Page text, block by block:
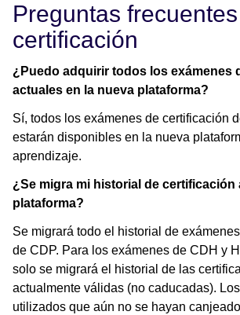
Preguntas
certificación
¿Puedo adquirir todos los exámenes
actuales en la nueva plataforma?
Sí, todos los exámenes de certificación
estarán disponibles en la nueva
aprendizaje.
¿Se migra mi historial de certificación
plataforma?
Se migrará todo el historial de
de CDP. Para los exámenes de CDH y
solo se migrará el historial de las
actualmente válidas (no caducadas).
utilizados que aún no se hayan